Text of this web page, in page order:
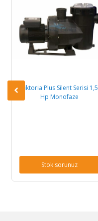
Viktoria Plus Silent Serisi 1,5
Hp Monofaze
Stok sorunuz